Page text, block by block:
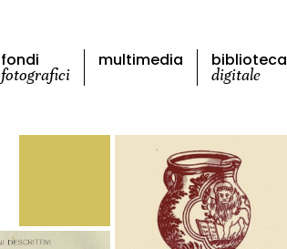
fondi
fotografici
multimedia biblioteca
digitale